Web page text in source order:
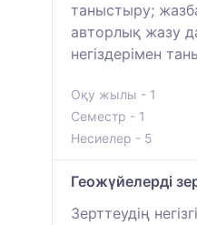
таныстыру;
авторлық жазу
негіздерімен
Оқу жылы - 1
Семестр - 1
Несиелер - 5
Геожүйелерді
Зерттеудің